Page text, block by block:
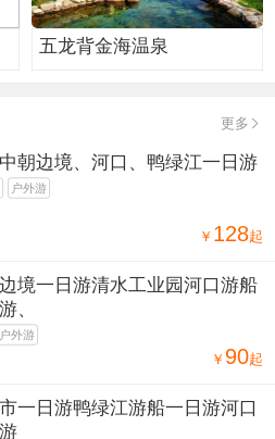
五龙背金海温泉
更多
朝边境、河口、鸭绿江一日游
户外游
￥ 128起
境一日游清水工业园河口游船
、
户外游
￥ 90起
一日游鸭绿江游船一日游河口